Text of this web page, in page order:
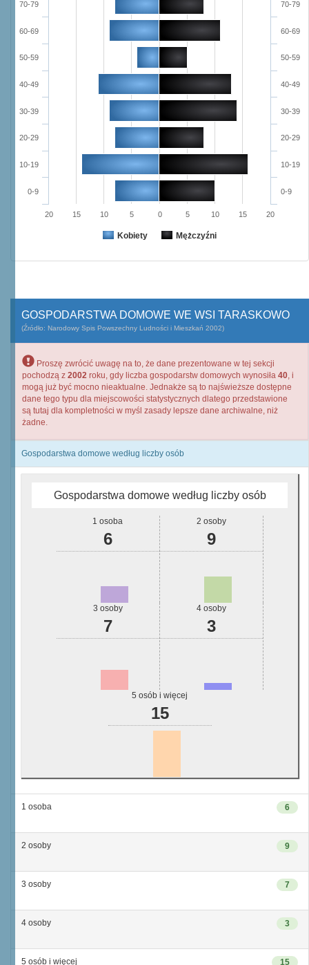
Kobiety Mężczyźni
0-9
10-19
20-29
30-39
40-49
50-59
60-69
70-79
0-9
10-19
20-29
30-39
40-49
50-59
60-69
70-79
20 15 10 5 0 5 10 15 20
GOSPODARSTWA DOMOWE WE WSI TARASKOWO
(Źródło: Narodowy Spis Powszechny Ludności i Mieszkań 2002)
Proszę zwrócić uwagę na to, że dane prezentowane w tej sekcji
pochodzą z 2002 roku, gdy liczba gospodarstw domowych wynosiła 40, i
mogą już być mocno nieaktualne. Jednakże są to najświeższe dostępne
dane tego typu dla miejscowości statystycznych dlatego przedstawione
są tutaj dla kompletności w myśl zasady lepsze dane archiwalne, niż
żadne.
Gospodarstwa domowe według liczby osób
Gospodarstwa domowe według liczby osób
1 osoba
6
2 osoby
9
3 osoby
7
4 osoby
3
5 osób i więcej
15
6
1 osoba
9
2 osoby
7
3 osoby
3
4 osoby
15
5 osób i więcej